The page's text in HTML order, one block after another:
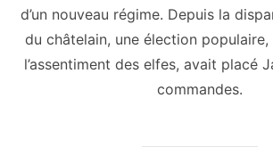
d’un nouveau régime. Depuis la
du châtelain, une élection
l’assentiment des elfes, avait placé
commandes.